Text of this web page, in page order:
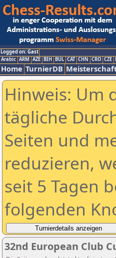
Logged on: Gast
Arabic ARM AZE BIH BUL CAT CHN CRO CZE
Home TurnierDB
Hinweis: Um
tägliche
Seiten und
reduzieren,
seit 5 Tagen
folgenden
32nd European Club